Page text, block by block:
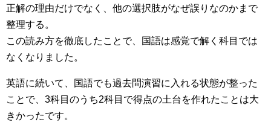
正解の理由だけでなく、他の選択肢がなぜ誤りなのかまで
整理する。
この読み方を徹底したことで、国語は感覚で解く科目では
なくなりました。
英語に続いて、国語でも過去問演習に入れる状態が整った
ことで、3科目のうち2科目で得点の土台を作れたことは大
きかったです。